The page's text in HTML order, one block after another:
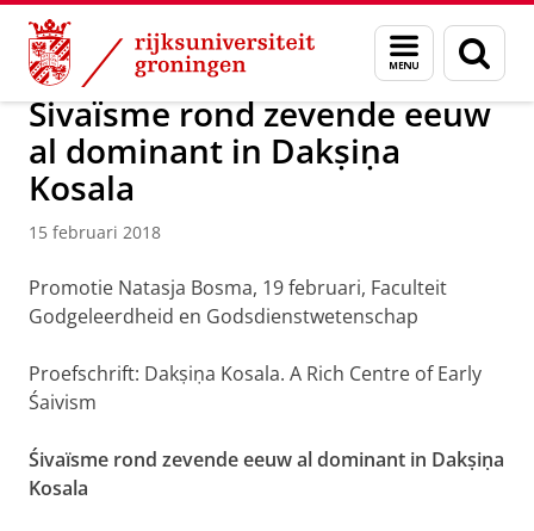
Skip
Content
Skip
Navigation
Menu
en
zoeken
Over ons Actueel Nieuws Nieuwsberichten
Śivaïsme rond zevende eeuw
al dominant in Dakṣiṇa
Kosala
15 februari 2018
Promotie Natasja Bosma, 19 februari, Faculteit
Godgeleerdheid en Godsdienstwetenschap
Proefschrift: Dakṣiṇa Kosala. A Rich Centre of Early
Śaivism
Śivaïsme rond zevende eeuw al dominant in Dakṣiṇa
Kosala